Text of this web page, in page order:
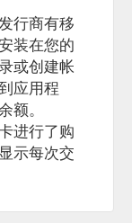
行商有移
装在您的
或创建帐
应用程
额。
进行了购
示每次交